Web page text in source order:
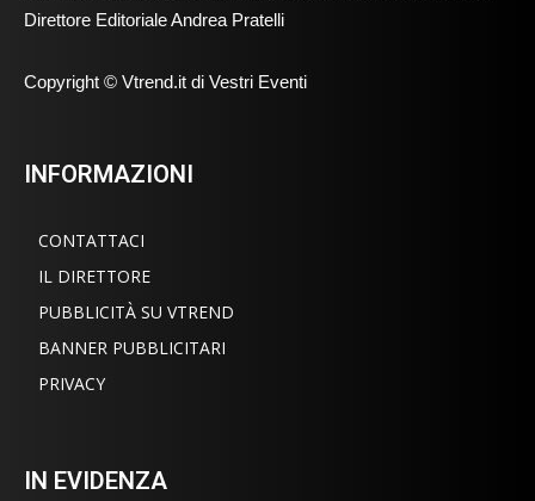
Direttore Editoriale Andrea Pratelli
Copyright © Vtrend.it di Vestri Eventi
INFORMAZIONI
CONTATTACI
IL DIRETTORE
PUBBLICITÀ SU VTREND
BANNER PUBBLICITARI
PRIVACY
IN EVIDENZA